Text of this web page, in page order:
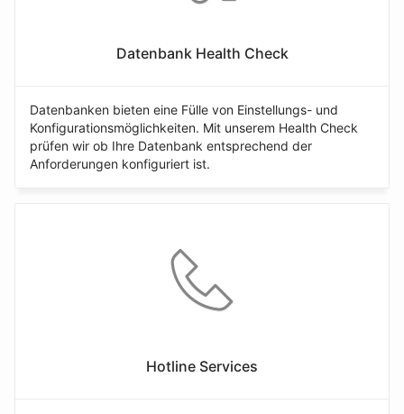
Datenbank Health Check
Datenbanken bieten eine Fülle von Einstellungs- und
Konfigurationsmöglichkeiten. Mit unserem Health Check
prüfen wir ob Ihre Datenbank entsprechend der
Anforderungen konfiguriert ist.
Hotline Services